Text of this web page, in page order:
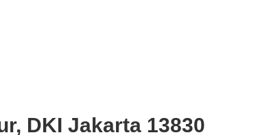
DKI Jakarta 13830